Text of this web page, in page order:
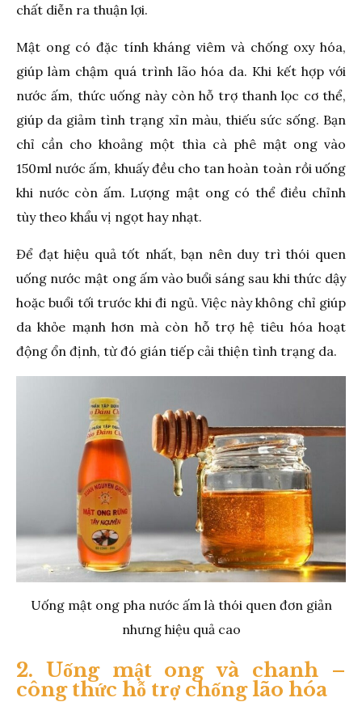
chất diễn ra thuận lợi.
Mật ong có đặc tính kháng viêm và chống oxy hóa,
giúp làm chậm quá trình lão hóa da. Khi kết hợp với
nước ấm, thức uống này còn hỗ trợ thanh lọc cơ thể,
giúp da giảm tình trạng xỉn màu, thiếu sức sống. Bạn
chỉ cần cho khoảng một thìa cà phê mật ong vào
150ml nước ấm, khuấy đều cho tan hoàn toàn rồi uống
khi nước còn ấm. Lượng mật ong có thể điều chỉnh
tùy theo khẩu vị ngọt hay nhạt.
Để đạt hiệu quả tốt nhất, bạn nên duy trì thói quen
uống nước mật ong ấm vào buổi sáng sau khi thức dậy
hoặc buổi tối trước khi đi ngủ. Việc này không chỉ giúp
da khỏe mạnh hơn mà còn hỗ trợ hệ tiêu hóa hoạt
động ổn định, từ đó gián tiếp cải thiện tình trạng da.
Uống mật ong pha nước ấm là thói quen đơn giản
nhưng hiệu quả cao
2. Uống mật ong và chanh –
công thức hỗ trợ chống lão hóa